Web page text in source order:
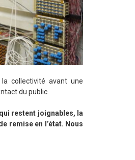
collectivité avant une
du public.
restent joignables, la
remise en l’état. Nous